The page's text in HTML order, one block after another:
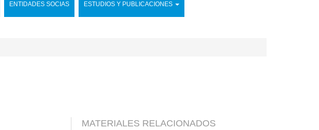
ENTIDADES SOCIAS ESTUDIOS Y PUBLICACIONES
MATERIALES RELACIONADOS